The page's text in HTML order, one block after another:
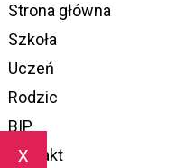
x
Strona główna
Szkoła
Uczeń
Rodzic
BIP
Kontakt